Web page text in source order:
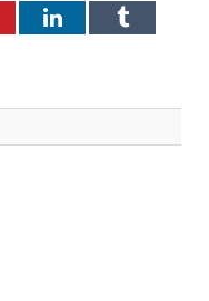
LinkedInTumblr